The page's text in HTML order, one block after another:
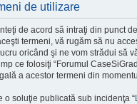
de utilizare
de acord să intraţi din punct
termeni, vă rugăm să nu
oricând şi ne vom strădui să
ce folosiţi “Forumul
a acestor termeni din
o soluţie publicată sub incidenţa “